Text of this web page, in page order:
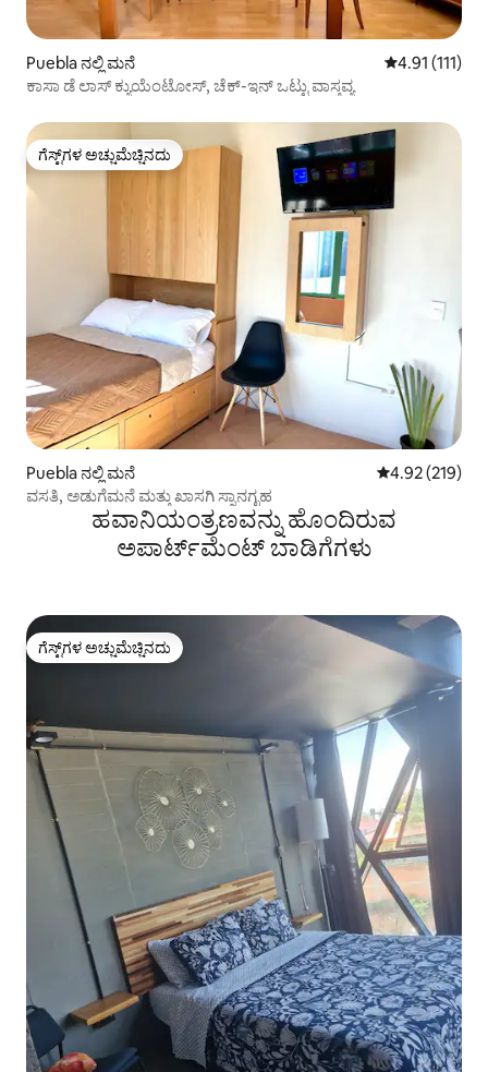
Puebla ನಲ್ಲಿ ಮನೆ 5 ರಲ್ಲಿ 4.91
4.91 (111)
ಕಾಸಾ ಡೆ ಲಾಸ್ ಕ್ಯುಯೆಂಟೋಸ್, ಚೆಕ್-ಇನ್ ಒಟ್ಟು ವಾಸ್ತವ್ಯ
ಗೆಸ್ಟ್‌ಗಳ ಅಚ್ಚುಮೆಚ್ಚಿನದು
ಗೆಸ್ಟ್‌ಗಳ ಅಚ್ಚುಮೆಚ್ಚಿನದು
Puebla ನಲ್ಲಿ ಮನೆ 5 ರಲ್ಲಿ 4.92
4.92 (219)
ವಸತಿ, ಅಡುಗೆಮನೆ ಮತ್ತು ಖಾಸಗಿ ಸ್ನಾನಗೃಹ
ಹವಾನಿಯಂತ್ರಣವನ್ನು ಹೊಂದಿರುವ
ಅಪಾರ್ಟ್‌ಮೆಂಟ್‌ ಬಾಡಿಗೆಗಳು
ಗೆಸ್ಟ್‌ಗಳ ಅಚ್ಚುಮೆಚ್ಚಿನದು
ಗೆಸ್ಟ್‌ಗಳ ಅಚ್ಚುಮೆಚ್ಚಿನದು